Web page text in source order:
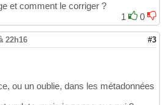
et comment le corriger ?
1
0
22h16 #3
ou un oublie, dans les métadonnées